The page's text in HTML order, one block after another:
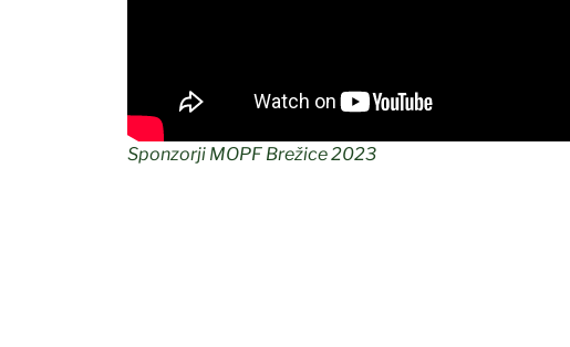
Sponzorji MOPF Brežice 2023